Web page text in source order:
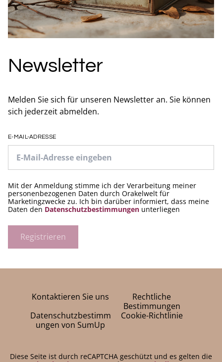
Newsletter
Melden Sie sich für unseren Newsletter an. Sie können
sich jederzeit abmelden.
E-MAIL-ADRESSE
Mit der Anmeldung stimme ich der Verarbeitung meiner
personenbezogenen Daten durch Orakelwelt für
Marketingzwecke zu. Ich bin darüber informiert, dass meine
Daten den Datenschutzbestimmungen unterliegen
Registrieren
Kontaktieren Sie uns
Rechtliche
Bestimmungen
Datenschutzbestimm
ungen von SumUp
Cookie-Richtlinie
Diese Seite ist durch reCAPTCHA geschützt und es gelten die